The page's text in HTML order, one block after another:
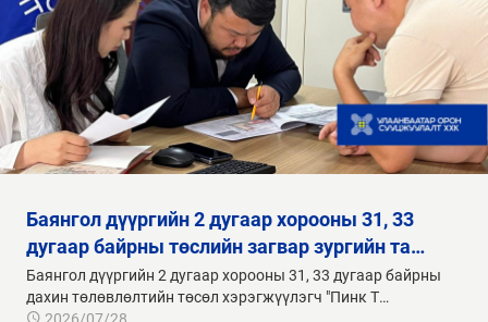
баянгол дүүргийн 2 дугаар хорооны 31, 33
дугаар байрны төслийн загвар зургийн та…
Баянгол дүүргийн 2 дугаар хорооны 31, 33 дугаар байрны
дахин төлөвлөлтийн төсөл хэрэгжүүлэгч "Пинк Т…